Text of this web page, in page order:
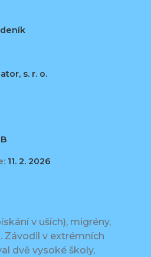
s. r. o.
11. 2. 2026
v uších), migrény,
Závodil v extrémních
dvě vysoké školy,